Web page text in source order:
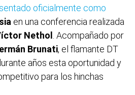
oficialmente como
en una conferencia realizada
Nethol
. Acompañado por
Brunati, el flamante DT
años esta oportunidad y
para los hinchas